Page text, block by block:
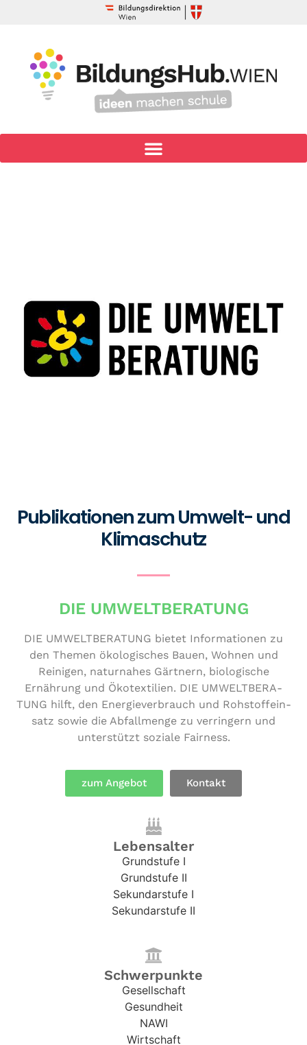
Publikationen zum Umwelt- und
Klimaschutz
DIE UMWELTBERATUNG
DIE UMWELT­BE­RA­TUNG bietet Infor­ma­tio­nen zu
den Themen öko­lo­gi­sches Bauen, Wohnen und
Reinigen, natur­na­hes Gärtnern, bio­lo­gi­sche
Ernährung und Öko­tex­ti­li­en. DIE UMWELT­BE­RA­
TUNG hilft, den Ener­gie­ver­brauch und Roh­stoff­ein­
satz sowie die Abfall­men­ge zu ver­rin­gern und
unter­stützt soziale Fairness.
zum Angebot Kontakt
Lebensalter
Grundstufe I
Grundstufe II
Sekundarstufe I
Sekundarstufe II
Schwerpunkte
Gesellschaft
Gesundheit
NAWI
Wirtschaft